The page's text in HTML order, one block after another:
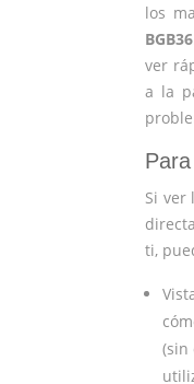
los
BGB36
ver
a la
Si ver
ti,
(sin